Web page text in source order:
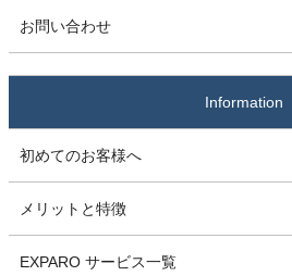
お問い合わせ
Information
初めてのお客様へ
メリットと特徴
EXPARO サービス一覧